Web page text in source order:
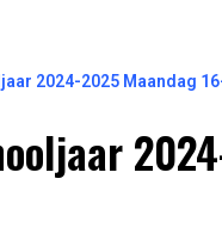
2024-2025 Maandag